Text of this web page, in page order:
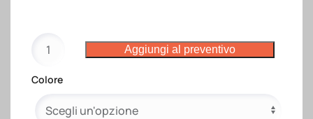
borsa
in
con
Aggiungi al preventivo
Colore